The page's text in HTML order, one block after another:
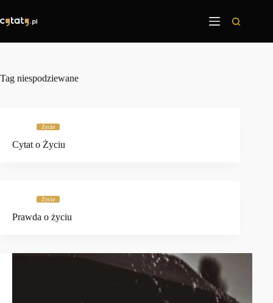
treści
Tag niespodziewane
Życie
Cytat o Życiu
Życie
Prawda o życiu